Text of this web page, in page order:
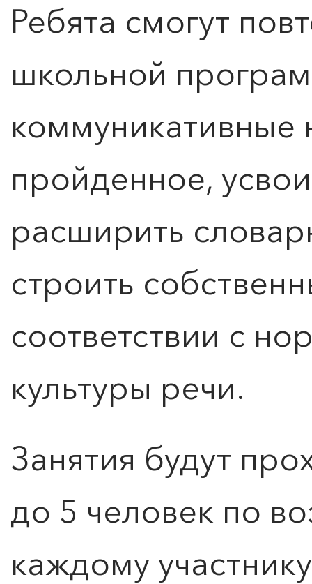
Ребята смогут
школьной
коммуникативные
пройденное,
расширить
строить
соответствии с
культуры речи.
Занятия будут
до 5 человек по
каждому
Оставить заявку
Оставить заявку